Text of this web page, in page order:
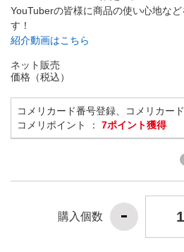
YouTuberの皆様に商品の使い心地な
す！
紹介動画はこちら
ネット販売
価格（税込）
コメリカード番号登録、コメリカー
コメリポイント ： 7ポイント獲得
購入個数